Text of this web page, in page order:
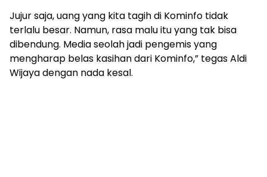
bebas
dari
SARA,
narkoba
dan
berita
Jujur saja, uang yang kita tagih di Kominfo tidak
terlalu besar. Namun, rasa malu itu yang tak bisa
dibendung. Media seolah jadi pengemis yang
mengharap belas kasihan dari Kominfo,” tegas Aldi
Wijaya dengan nada kesal.